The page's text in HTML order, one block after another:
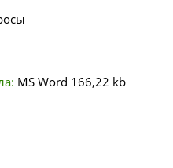
MS Word 166,22 kb